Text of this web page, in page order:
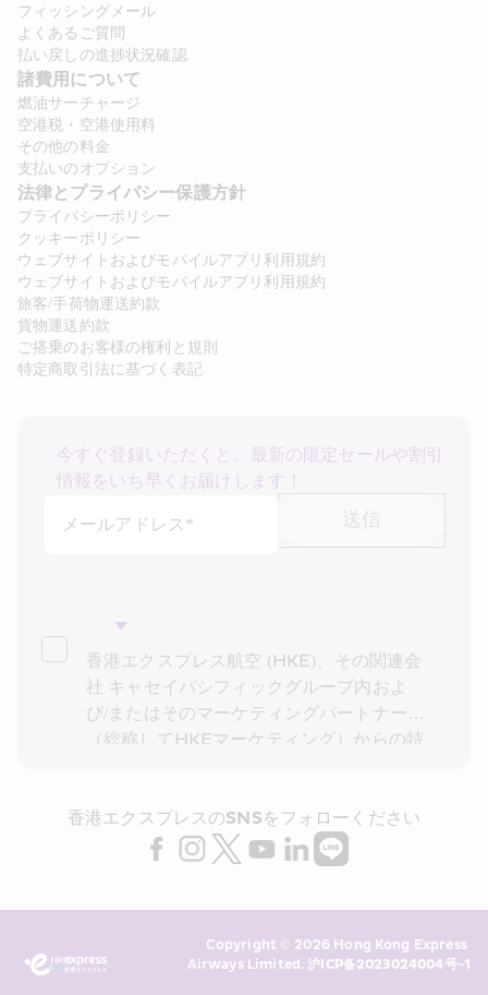
フィッシングメール
よくあるご質問
払い戻しの進捗状況確認
諸費用について
燃油サーチャージ
空港税・空港使用料
その他の料金
支払いのオプション
法律とプライバシー保護方針
プライバシーポリシー
クッキーポリシー
ウェブサイトおよびモバイルアプリ利用規約
ウェブサイトおよびモバイルアプリ利用規約
旅客/手荷物運送約款
貨物運送約款
ご搭乗のお客様の権利と規則
特定商取引法に基づく表記
今すぐ登録いただくと、最新の限定セールや割引
情報をいち早くお届けします！
メールアドレス*
送信
香港エクスプレス航空 (HKE)、その関連会
社 キャセイパシフィックグループ内およ
び/またはそのマーケティングパートナー
（総称してHKEマーケティング）からの特
ーポリシー を読み理解したことを確認し、
HKE マーケティングが上記の私の個人デ
ータ (および私の過去の取引記録) をダイレ
同意なしに利用しないことを承知していま
す。 詳細については、HKE の プライバシ
香港エクスプレスのSNSをフォローください
Copyright © 2026 Hong Kong Express
Airways Limited. 沪ICP备2023024004号-1